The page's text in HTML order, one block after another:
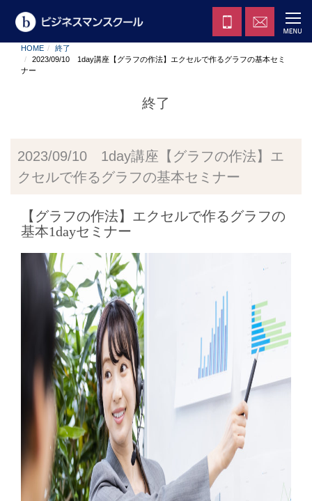
HOME
終了
2023/09/10 1day講座【グラフの作法】エクセルで作るグラフの基本セミ
ナー
終了
2023/09/10 1day講座【グラフの作法】エ
クセルで作るグラフの基本セミナー
【グラフの作法】エクセルで作るグラフの
基本1dayセミナー